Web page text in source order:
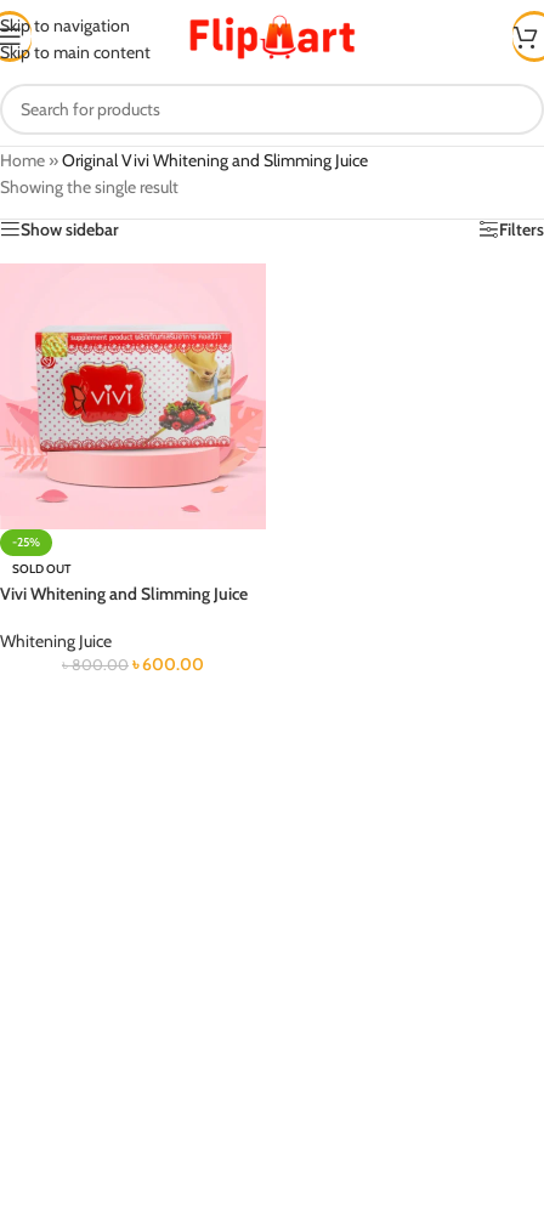
Skip to navigation
Skip to main content
Home »Original Vivi Whitening and Slimming Juice
Showing the single result
Show sidebar
Filters
-25%
SOLD OUT
Vivi Whitening and Slimming Juice
Whitening Juice
৳800.00 ৳600.00